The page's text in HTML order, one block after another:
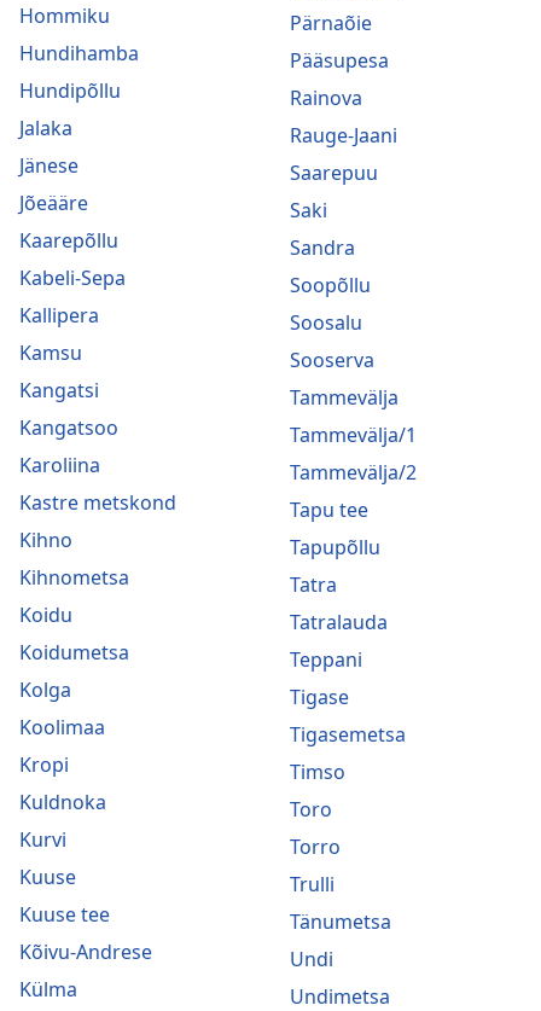
Hommiku
Hundihamba
Hundipõllu
Jalaka
Jänese
Jõeääre
Kaarepõllu
Kabeli-Sepa
Kallipera
Kamsu
Kangatsi
Kangatsoo
Karoliina
Kastre metskond
Kihno
Kihnometsa
Koidu
Koidumetsa
Kolga
Koolimaa
Kropi
Kuldnoka
Kurvi
Kuuse
Kuuse tee
Kõivu-Andrese
Külma
Pärnaõie
Pääsupesa
Rainova
Rauge-Jaani
Saarepuu
Saki
Sandra
Soopõllu
Soosalu
Sooserva
Tammevälja
Tammevälja/1
Tammevälja/2
Tapu tee
Tapupõllu
Tatra
Tatralauda
Teppani
Tigase
Tigasemetsa
Timso
Toro
Torro
Trulli
Tänumetsa
Undi
Undimetsa